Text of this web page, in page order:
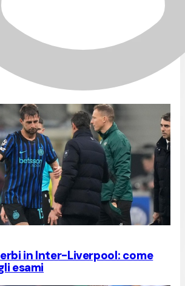
in Inter-Liverpool: come
esami